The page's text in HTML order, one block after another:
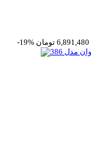
-19%
6,891,480 تومان